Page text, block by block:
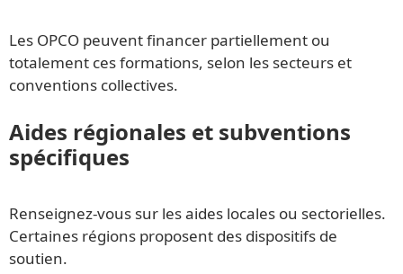
Les OPCO peuvent financer partiellement ou
totalement ces formations, selon les secteurs et
conventions collectives.
Aides régionales et subventions
spécifiques
Renseignez-vous sur les aides locales ou sectorielles.
Certaines régions proposent des dispositifs de
soutien.